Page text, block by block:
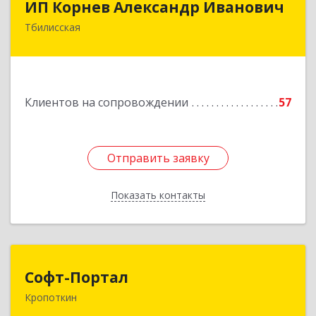
ИП Корнев Александр Иванович
Тбилисская
Клиентов на сопровождении 57
Отправить заявку
Показать контакты
352360, Краснодарский край, Тбилисский р-н,
Отправить заявку
Назад
Софт-Портал
Кропоткин
352395, Краснодарский край, Кавказский р-н,